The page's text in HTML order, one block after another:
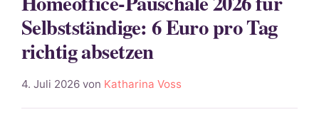
Selbstständige: 6 Euro pro Tag
richtig absetzen
4. Juli 2026 von Katharina Voss